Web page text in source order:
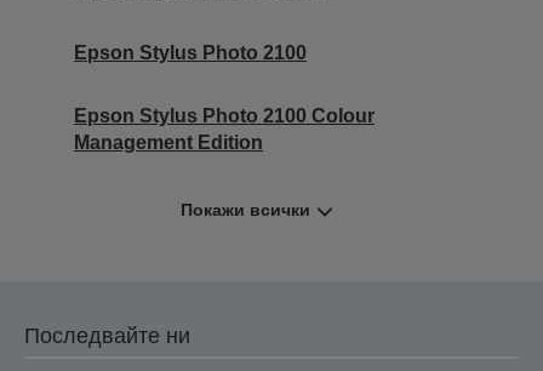
Epson Stylus Photo 2100
Epson Stylus Photo 2100 Colour
Management Edition
Покажи всички
Последвайте ни